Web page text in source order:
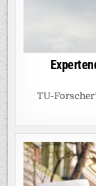
TU-